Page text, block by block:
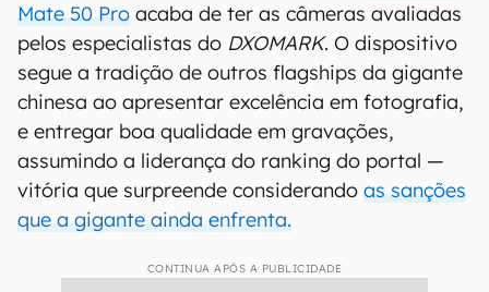
Mate 50 Pro acaba de ter as câmeras avaliadas
pelos especialistas do DXOMARK. O dispositivo
segue a tradição de outros flagships da gigante
chinesa ao apresentar excelência em fotografia,
e entregar boa qualidade em gravações,
assumindo a liderança do ranking do portal —
vitória que surpreende considerando as sanções
que a gigante ainda enfrenta.
CONTINUA APÓS A PUBLICIDADE